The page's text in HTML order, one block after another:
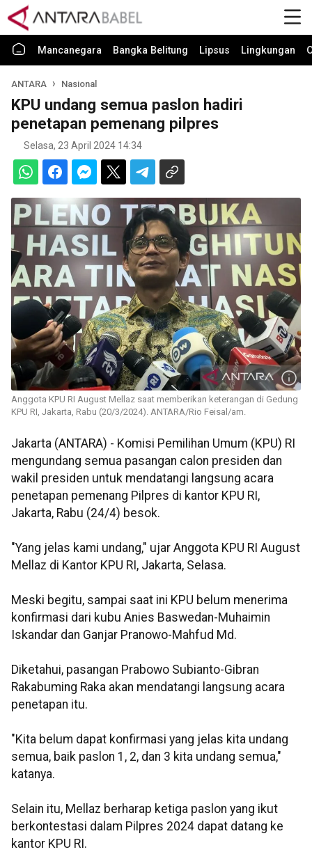
Mancanegara Bangka Belitung Lipsus Lingkungan
ANTARA Nasional
KPU undang semua paslon hadiri
penetapan pemenang pilpres
Selasa, 23 April 2024 14:34
Anggota KPU RI August Mellaz saat memberikan keterangan di Gedung
KPU RI, Jakarta, Rabu (20/3/2024). ANTARA/Rio Feisal/am.
Jakarta (ANTARA) - Komisi Pemilihan Umum (KPU) RI
mengundang semua pasangan calon presiden dan
wakil presiden untuk mendatangi langsung acara
penetapan pemenang Pilpres di kantor KPU RI,
Jakarta, Rabu (24/4) besok.
"Yang jelas kami undang," ujar Anggota KPU RI August
Mellaz di Kantor KPU RI, Jakarta, Selasa.
Meski begitu, sampai saat ini KPU belum menerima
konfirmasi dari kubu Anies Baswedan-Muhaimin
Iskandar dan Ganjar Pranowo-Mahfud Md.
Diketahui, pasangan Prabowo Subianto-Gibran
Rakabuming Raka akan mendatangi langsung acara
penetapan itu.
"Kita belum dapat konfirmasi yang jelas kita undang
semua, baik paslon 1, 2, dan 3 kita undang semua,"
katanya.
Selain itu, Mellaz berharap ketiga paslon yang ikut
berkontestasi dalam Pilpres 2024 dapat datang ke
kantor KPU RI.